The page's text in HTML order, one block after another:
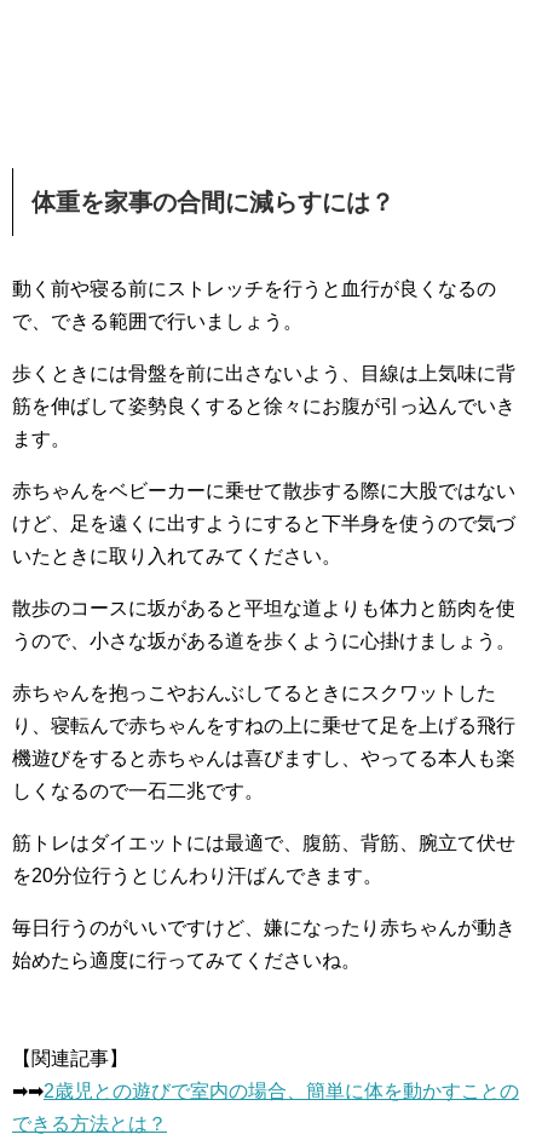
体重を家事の合間に減らすには？
動く前や寝る前にストレッチを行うと血行が良くなるの
で、できる範囲で行いましょう。
歩くときには骨盤を前に出さないよう、目線は上気味に背
筋を伸ばして姿勢良くすると徐々にお腹が引っ込んでいき
ます。
赤ちゃんをベビーカーに乗せて散歩する際に大股ではない
けど、足を遠くに出すようにすると下半身を使うので気づ
いたときに取り入れてみてください。
散歩のコースに坂があると平坦な道よりも体力と筋肉を使
うので、小さな坂がある道を歩くように心掛けましょう。
赤ちゃんを抱っこやおんぶしてるときにスクワットした
り、寝転んで赤ちゃんをすねの上に乗せて足を上げる飛行
機遊びをすると赤ちゃんは喜びますし、やってる本人も楽
しくなるので一石二兆です。
筋トレはダイエットには最適で、腹筋、背筋、腕立て伏せ
を20分位行うとじんわり汗ばんできます。
毎日行うのがいいですけど、嫌になったり赤ちゃんが動き
始めたら適度に行ってみてくださいね。
【関連記事】
➡︎➡︎2歳児との遊びで室内の場合、簡単に体を動かすことの
できる方法とは？